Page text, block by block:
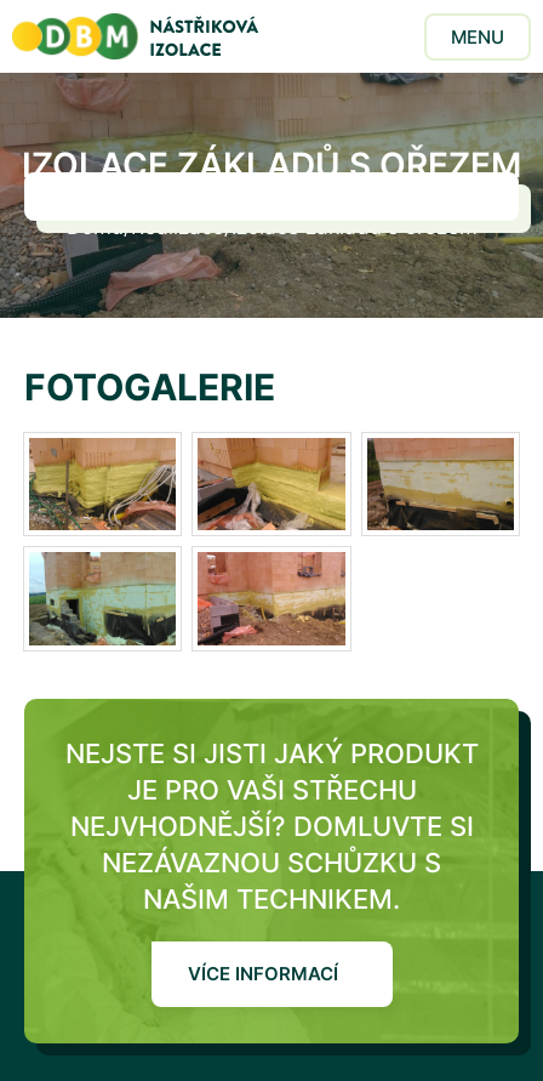
MENU
IZOLACE ZÁKLADŮ S OŘEZEM
Domů/Realizace/Izolace základů s ořezem
FOTOGALERIE
NEJSTE SI JISTI JAKÝ PRODUKT
JE PRO VAŠI STŘECHU
NEJVHODNĚJŠÍ? DOMLUVTE SI
NEZÁVAZNOU SCHŮZKU S
NAŠIM TECHNIKEM.
VÍCE INFORMACÍ